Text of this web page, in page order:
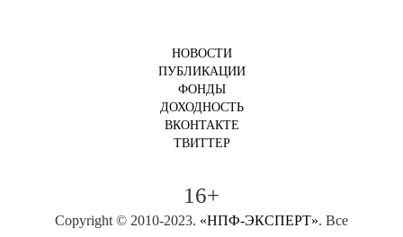
НОВОСТИ
ПУБЛИКАЦИИ
ФОНДЫ
ДОХОДНОСТЬ
ВКОНТАКТЕ
ТВИТТЕР
16+
Copyright © 2010-2023. «НПФ-ЭКСПЕРТ». Все